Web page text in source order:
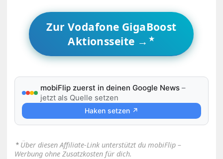
Zur Vodafone GigaBoost
Aktionsseite →
mobiFlip zuerst in deinen Google News –
jetzt als Quelle setzen
Haken setzen ↗
⋆ Über diesen Affiliate-Link unterstützt du mobiFlip –
Werbung ohne Zusatzkosten für dich.